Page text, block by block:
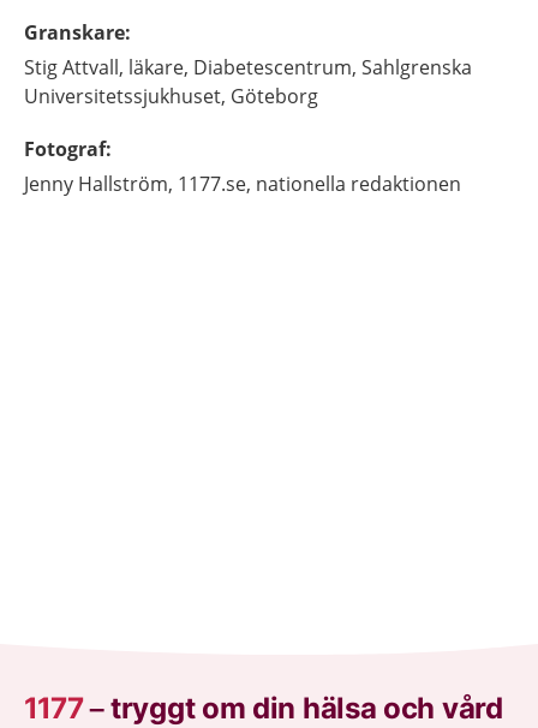
Granskare:
StigAttvall, läkare, Diabetescentrum, Sahlgrenska
Universitetssjukhuset, Göteborg
Fotograf:
Jenny Hallström, 1177.se, nationella redaktionen
1177–tryggt om din hälsa och vård